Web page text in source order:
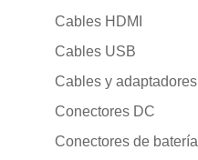
Cables HDMI
Cables USB
Cables y adaptadores
Conectores DC
Conectores de batería